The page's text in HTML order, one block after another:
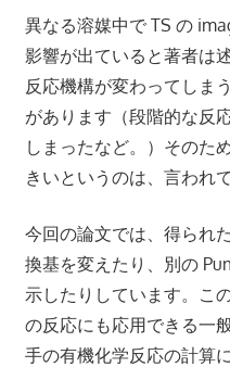
異なる溶媒中で TS の
影響が出ていると著者は
反応機構が変わってしま
があります（段階的な反
しまったなど。）そのた
きいというのは、言われ
今回の論文では、得られ
換基を変えたり、別の
示したりしています。こ
の反応にも応用できる一
手の有機化学反応の計算